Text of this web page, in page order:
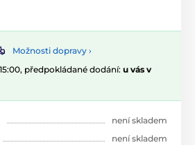
Možnosti dopravy ›
předpokládané dodání: u vás v
není skladem
není skladem